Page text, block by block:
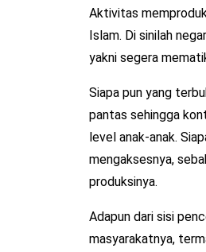
Aktivitas
Islam. Di sinilah
yakni segera
Siapa pun yang
pantas sehingga
level anak-anak.
mengaksesnya,
produksinya.
Adapun dari sisi
masyarakatnya,